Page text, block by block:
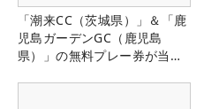
「潮来CC（茨城県）」＆「鹿
児島ガーデンGC（鹿児島
県）」の無料プレー券が当た